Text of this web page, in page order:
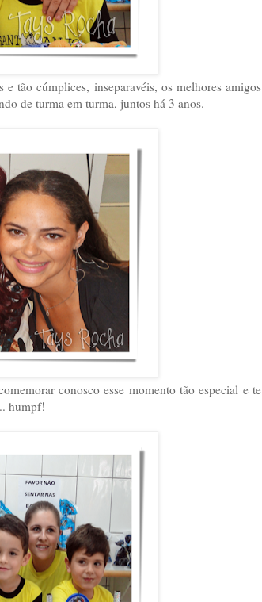
tão cúmplices, inseparavéis, os melhores amigos
de turma em turma, juntos há 3 anos.
conosco esse momento tão especial e te
humpf!